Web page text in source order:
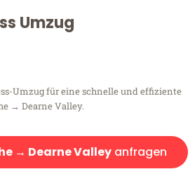
Umzug
Umzug für eine schnelle und effiziente
→ Dearne Valley.
→ Dearne Valleyanfragen